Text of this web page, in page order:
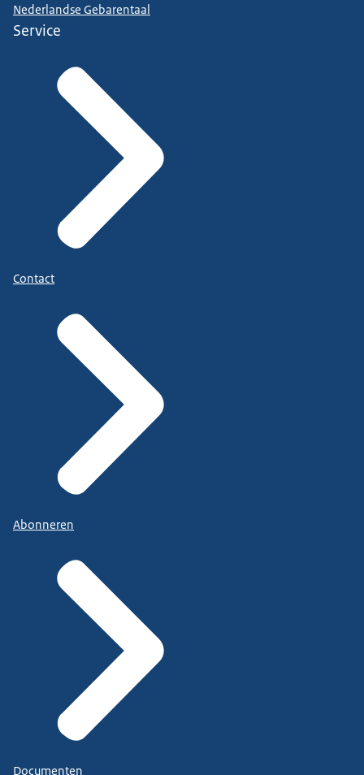
Nederlandse Gebarentaal
Service
Contact
Abonneren
Documenten